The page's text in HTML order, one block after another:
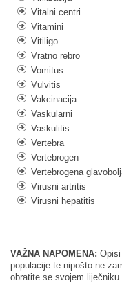
Vitalni centri
Vitamini
Vitiligo
Vratno rebro
Vomitus
Vulvitis
Vakcinacija
Vaskularni
Vaskulitis
Vertebra
Vertebrogen
Vertebrogena
Virusni artritis
Virusni hepatitis
VAŽNA NAPOMENA:
populacije te nipošto ne
obratite se svojem liječniku.